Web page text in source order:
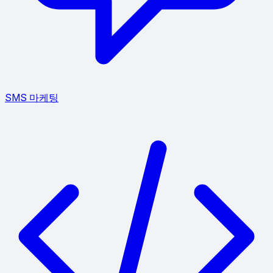
SMS 마케팅